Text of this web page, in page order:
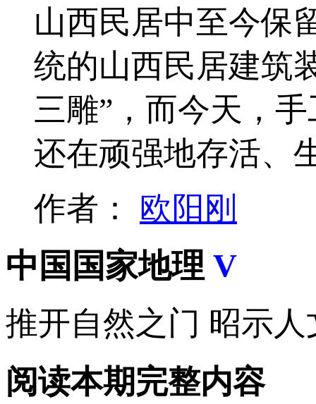
山西民居中至今保
统的山西民居建筑
三雕”，而今天，
还在顽强地存活
作者： 欧阳刚
中国国家地理 V
推开自然之门 昭示人
阅读本期完整内容